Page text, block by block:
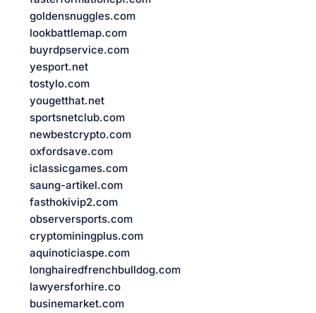
goldensnuggles.com
lookbattlemap.com
buyrdpservice.com
yesport.net
tostylo.com
yougetthat.net
sportsnetclub.com
newbestcrypto.com
oxfordsave.com
iclassicgames.com
saung-artikel.com
fasthokivip2.com
observersports.com
cryptominingplus.com
aquinoticiaspe.com
longhairedfrenchbulldog.com
lawyersforhire.co
businemarket.com